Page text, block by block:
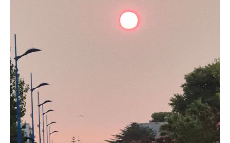
Documentations
Actualités
Mobile home et tarifs
Emplacement et tarifs
Chambre à la nuitée et tarifs